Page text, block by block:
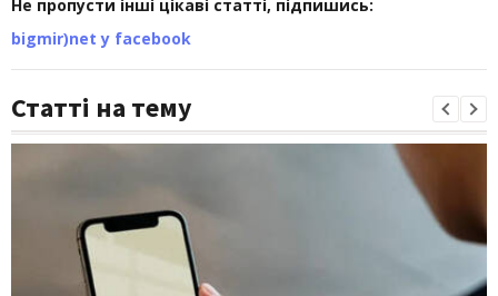
Не пропусти інші цікаві статті, підпишись:
bigmir)net у facebook
Статті на тему